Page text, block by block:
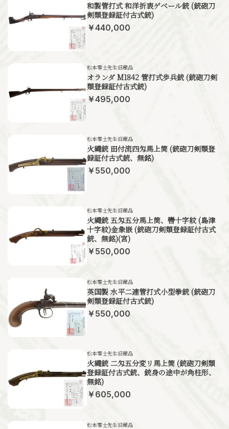
和製管打式 和洋折衷ゲベール銃 (銃砲刀
剣類登録証付古式銃)
￥440,000
オランダ M1842 管打式歩兵銃 (銃砲刀剣
類登録証付古式銃)
松本零士先生旧蔵品
￥495,000
火縄銃 田付流四匁馬上筒 (銃砲刀剣類登
録証付古式銃、無銘)
松本零士先生旧蔵品
￥550,000
火縄銃 五匁五分馬上筒、轡十字紋 (島津
十字紋)金象嵌 (銃砲刀剣類登録証付古式
銃、無銘)(宮)
松本零士先生旧蔵品
￥550,000
英国製 水平二連管打式小型拳銃 (銃砲刀
剣類登録証付古式銃)
松本零士先生旧蔵品
￥550,000
火縄銃 二匁五分変リ馬上筒 (銃砲刀剣類
登録証付古式銃、銃身の途中が角柱形、
無銘)
松本零士先生旧蔵品
￥605,000
松本零士先生旧蔵品